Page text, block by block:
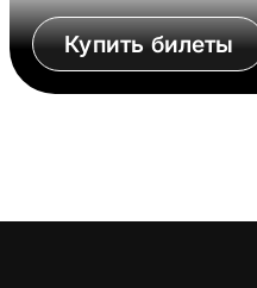
Купить билеты